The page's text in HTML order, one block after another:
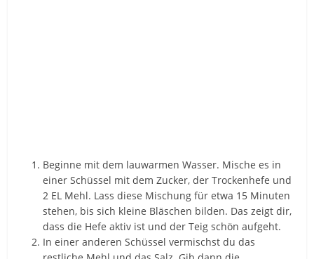
Beginne mit dem lauwarmen Wasser. Mische es in
einer Schüssel mit dem Zucker, der Trockenhefe und
2 EL Mehl. Lass diese Mischung für etwa 15 Minuten
stehen, bis sich kleine Bläschen bilden. Das zeigt dir,
dass die Hefe aktiv ist und der Teig schön aufgeht.
In einer anderen Schüssel vermischst du das